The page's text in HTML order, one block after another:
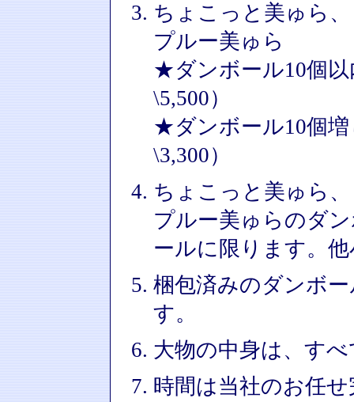
ちょこっと美ゅら
プルー美ゅら
★ダンボール10個以
\5,500）
★ダンボール10個増
\3,300）
ちょこっと美ゅら
プルー美ゅらのダ
ールに限ります。
梱包済みのダンボ
す。
大物の中身は、す
時間は当社のお任